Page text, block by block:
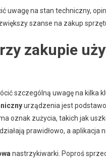
uwagę na stan techniczny,
szanse na zakup
zakupie
szczególną uwagę na kilka
urządzenia jest
oznak zużycia, takich jak
prawidłowo, a aplikacja
nastrzykiwarki. Poproś